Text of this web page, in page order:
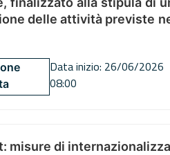
delle attività previste
Data inizio: 26/06/2026
08:00
misure di